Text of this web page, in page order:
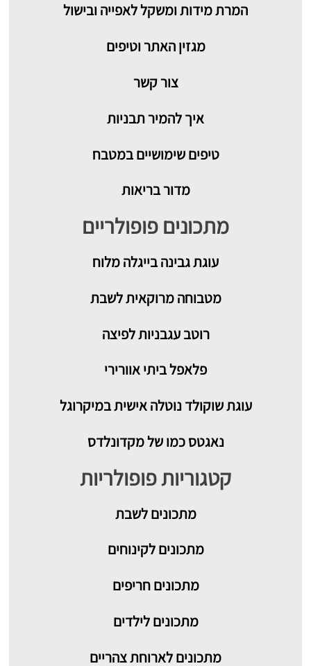
המרת מידות ומשקל לאפייה ובישול
מגזין האתר וטיפים
צור קשר
איך להמיר תבניות
טיפים שימושיים במטבח
מדור בריאות
מתכונים פופולריים
עוגת גבינה בייגלה מלוח
מטבוחה מרוקאית לשבת
רוטב עגבניות לפיצה
פלאפל ביתי אוורירי
עוגת שוקולד נוטלה אישית במיקרוגל
נאגטס כמו של מקדונלדס
קטגוריות פופולריות
מתכוניםלשבת
מתכונים לקינוחים
מתכונים חריפים
מתכונים לילדים
מתכונים לארוחת צהריים